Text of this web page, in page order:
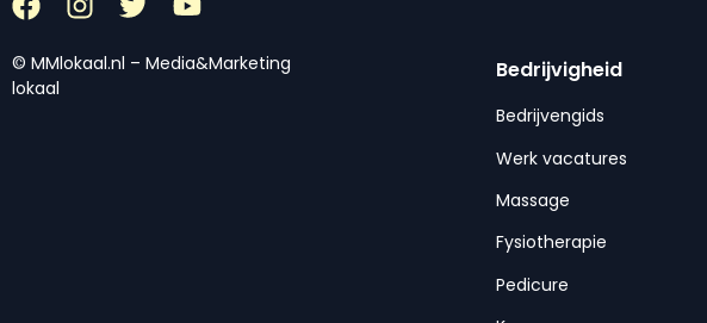
© MMlokaal.nl – Media&Marketing
lokaal
Bedrijvigheid
Bedrijvengids
Werk vacatures
Massage
Fysiotherapie
Pedicure